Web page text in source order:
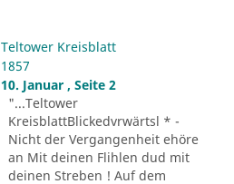
Teltower Kreisblatt
1857
10. Januar , Seite 2
"...Teltower
KreisblattBlickedvrwärtsl * -
Nicht der Vergangenheit ehöre
an Mit deinen Flihlen dud mit
deinen Streben ! Auf dem